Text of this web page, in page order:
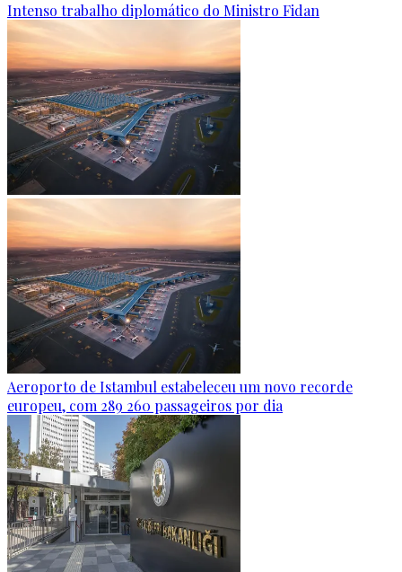
Intenso trabalho diplomático do Ministro Fidan
Aeroporto de Istambul estabeleceu um novo recorde
europeu, com 289 260 passageiros por dia